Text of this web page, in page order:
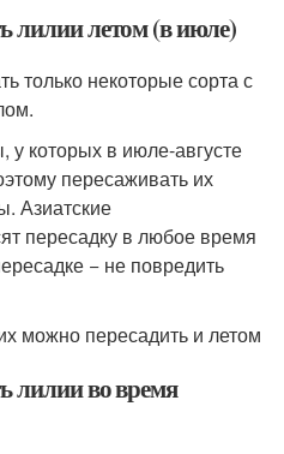
лилии летом (в июле)
только некоторые сорта с
которых в июле-августе
пересаживать их
Азиатские
пересадку в любое время
− не повредить
можно пересадить и летом
лилии во время